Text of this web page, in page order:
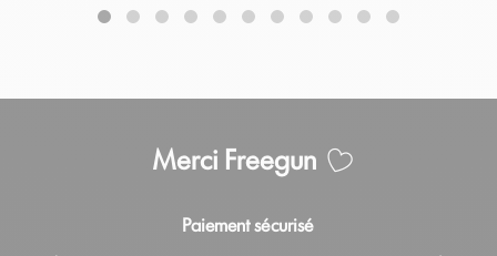
Merci Freegun
Paiement sécurisé